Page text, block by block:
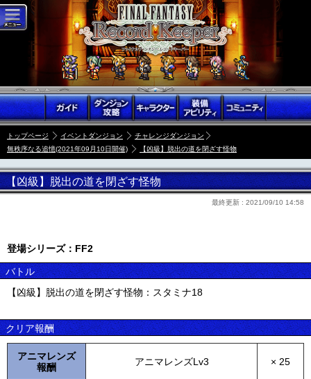
トップページ イベントダンジョン
チャレンジダンジョン
無秩序なる追憶(2021年09月10日開催)
【凶級】脱出の道を閉ざす怪物
【凶級】脱出の道を閉ざす怪物
最終更新 : 2021/09/10 14:58
登場シリーズ：FF2
バトル
【凶級】脱出の道を閉ざす怪物：スタミナ18
クリア報酬
アニマレンズ
報酬
アニマレンズLv3 × 25